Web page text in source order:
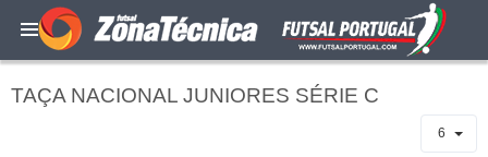
TAÇA NACIONAL JUNIORES SÉRIE C
6